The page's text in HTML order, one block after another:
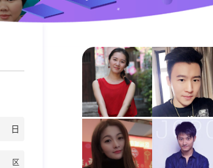
82年，身高158，育有一儿一女，都已成年，独自
承担儿子大学费用##3002##自营个体诊所，处于发
硬撑着做独当一面的女强人，扛下所有辛苦与委屈
##3002##如今不再强求轰轰烈烈的爱情，褪去一身
锋芒，不想再独自逞强
跟TA联系
47岁
女, 湖南衡阳, 158cm, 离异, 自由职业
相亲！ 找一个共同修行的人。平平淡淡过完余生。
跟TA联系
日
区